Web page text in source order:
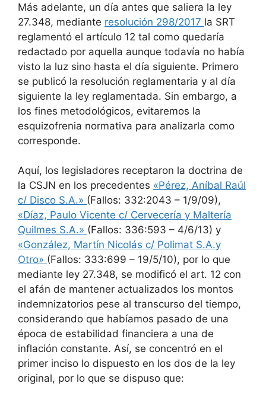
Más adelante, un día antes que saliera la ley
27.348, mediante resolución 298/2017 la SRT
reglamentó el artículo 12 tal como quedaría
redactado por aquella aunque todavía no había
visto la luz sino hasta el día siguiente. Primero
se publicó la resolución reglamentaria y al día
siguiente la ley reglamentada. Sin embargo, a
los fines metodológicos, evitaremos la
esquizofrenia normativa para analizarla como
corresponde.
Aquí, los legisladores receptaron la doctrina de
la CSJN en los precedentes «Pérez, Aníbal Raúl
c/ Disco S.A.» (Fallos: 332:2043 – 1/9/09),
«Díaz, Paulo Vicente c/ Cervecería y Maltería
Quilmes S.A.» (Fallos: 336:593 – 4/6/13) y
«González, Martín Nicolás c/ Polimat S.A.y
Otro» (Fallos: 333:699 – 19/5/10), por lo que
mediante ley 27.348, se modificó el art. 12 con
el afán de mantener actualizados los montos
indemnizatorios pese al transcurso del tiempo,
considerando que habíamos pasado de una
época de estabilidad financiera a una de
inflación constante. Así, se concentró en el
primer inciso lo dispuesto en los dos de la ley
original, por lo que se dispuso que: